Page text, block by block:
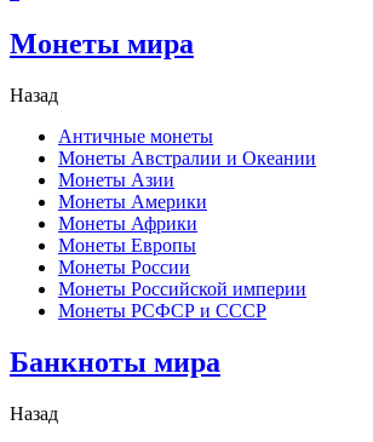
Монеты мира
Назад
Античные монеты
Монеты Австралии и Океании
Монеты Азии
Монеты Америки
Монеты Африки
Монеты Европы
Монеты России
Монеты Российской империи
Монеты РСФСР и СССР
Банкноты мира
Назад